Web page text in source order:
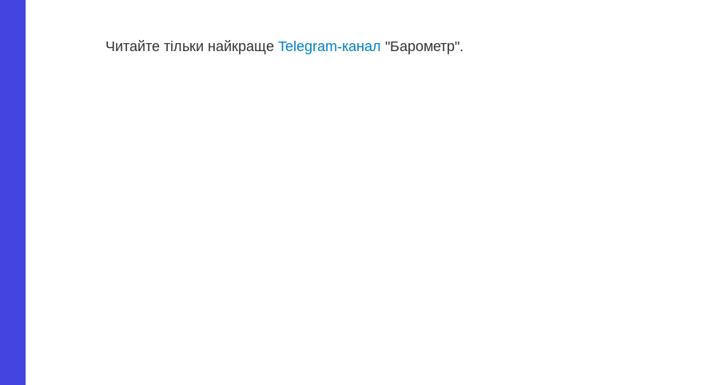
Читайте тільки найкраще Telegram-канал "Барометр".